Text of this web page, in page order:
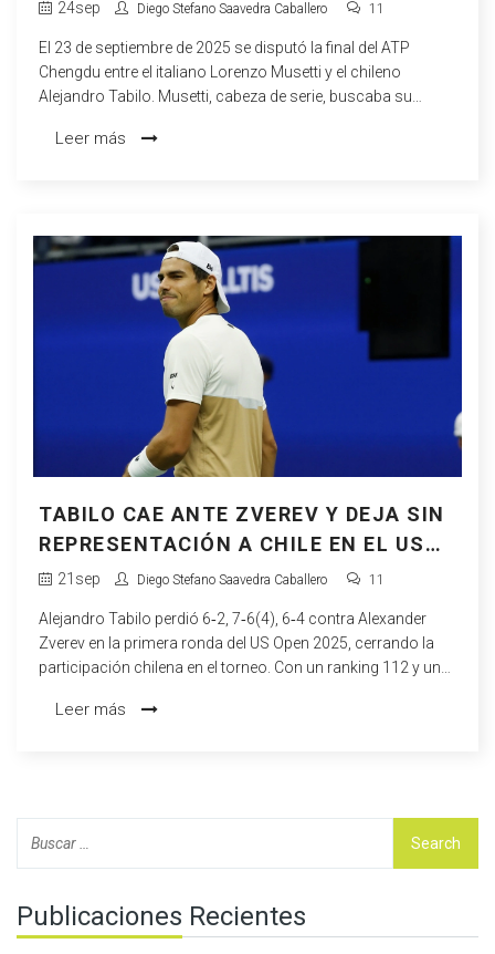
24sep Diego Stefano Saavedra Caballero 11
El 23 de septiembre de 2025 se disputó la final del ATP
Chengdu entre el italiano Lorenzo Musetti y el chileno
Alejandro Tabilo. Musetti, cabeza de serie, buscaba su
como calificado tras una gran racha. La transmisión estuvo
Leer más
TABILO CAE ANTE ZVEREV Y DEJA SIN
REPRESENTACIÓN A CHILE EN EL US
OPEN 2025
21 sep Diego Stefano Saavedra Caballero 11
Alejandro Tabilo perdió 6‑2, 7‑6(4), 6‑4 contra Alexander
Zverev en la primera ronda del US Open 2025, cerrando la
participación chilena en el torneo. Con un ranking 112 y una
victoria contra Novak Djokovic en Monte‑Carlo.
Leer más
Publicaciones Recientes